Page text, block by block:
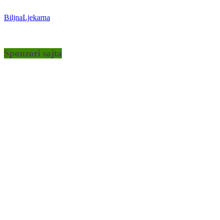
BiljnaLjekarna
Sponzori sajta